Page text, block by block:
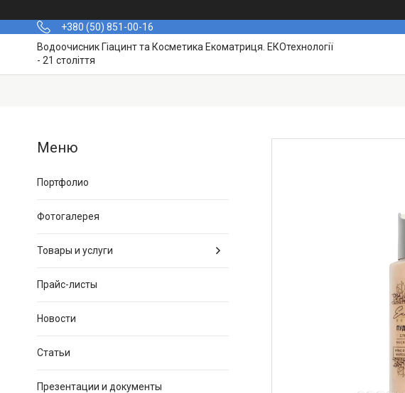
+380 (50) 851-00-16
Водоочисник Гіацинт та Косметика Екоматриця. ЕКОтехнології
- 21 століття
Портфолио
Фотогалерея
Товары и услуги
Прайс-листы
Новости
Статьи
Презентации и документы